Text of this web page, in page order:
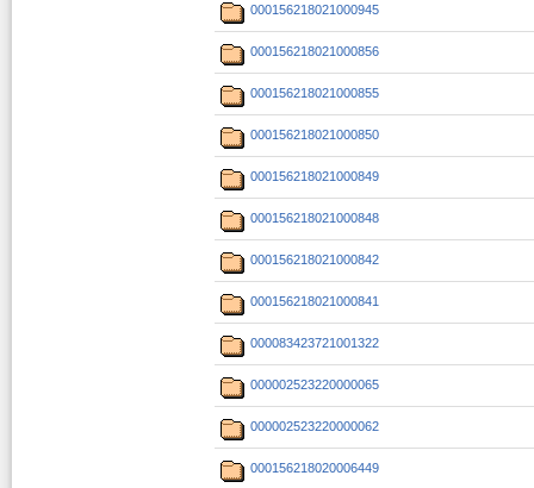
000156218021000945
000156218021000856
000156218021000855
000156218021000850
000156218021000849
000156218021000848
000156218021000842
000156218021000841
000083423721001322
000002523220000065
000002523220000062
000156218020006449